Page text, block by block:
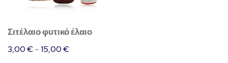
μπορούν
να
Σιτέλαιο φυτικό έλαιο
3,00€–15,00€